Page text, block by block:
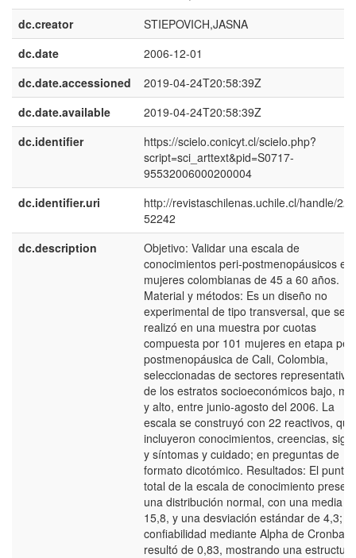
dc.creator
STIEPOVICH,JASNA
dc.date
2006-12-01
dc.date.accessioned
2019-04-24T20:58:39Z
dc.date.available
2019-04-24T20:58:39Z
dc.identifier
https://scielo.conicyt.cl/scielo.php?
script=sci_arttext&pid=S0717-
95532006000200004
dc.identifier.uri
http://revistaschilenas.uchile.cl/handle/
52242
dc.description
Objetivo: Validar una escala de
conocimientos peri-postmenopáusicos en
mujeres colombianas de 45 a 60 años.
Material y métodos: Es un diseño no
experimental de tipo transversal, que se
realizó en una muestra por cuotas
compuesta por 101 mujeres en etapa
postmenopáusica de Cali, Colombia,
seleccionadas de sectores
de los estratos socioeconómicos bajo,
y alto, entre junio-agosto del 2006. La
escala se construyó con 22 reactivos, que
incluyeron conocimientos, creencias,
y síntomas y cuidado; en preguntas de
formato dicotómico. Resultados: El
total de la escala de conocimiento
una distribución normal, con una media
15,8, y una desviación estándar de 4,3;
confiabilidad mediante Alpha de Cronbach
resultó de 0,83, mostrando una estructura